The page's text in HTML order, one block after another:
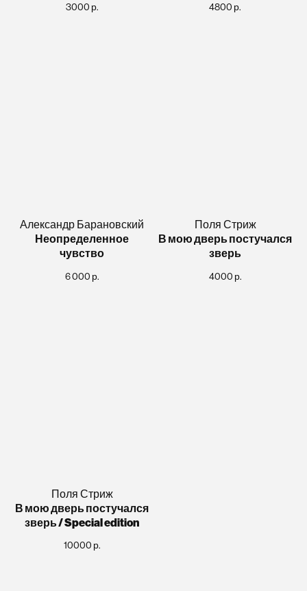
3000 р. 4800 р.
Александр Барановский
Неопределенное
чувство
6 000 р.
Поля Стриж
В мою дверь постучался
зверь
4000 р.
Поля Стриж
В мою дверь постучался
зверь / Special edition
10000 р.